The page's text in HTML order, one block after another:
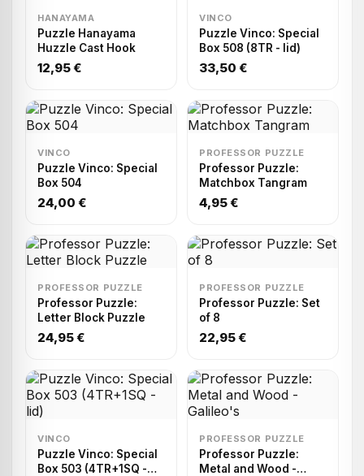
HANAYAMA
Puzzle Hanayama
Huzzle Cast Hook
12,95 €
VINCO
Puzzle Vinco: Special
Box 508 (8TR - lid)
33,50 €
VINCO
Puzzle Vinco: Special
Box 504
24,00 €
PROFESSOR PUZZLE
Professor Puzzle:
Matchbox Tangram
4,95 €
PROFESSOR PUZZLE
Professor Puzzle:
Letter Block Puzzle
24,95 €
PROFESSOR PUZZLE
Professor Puzzle: Set
of 8
22,95 €
VINCO
Puzzle Vinco: Special
Box 503 (4TR+1SQ -
PROFESSOR PUZZLE
Professor Puzzle:
Metal and Wood -